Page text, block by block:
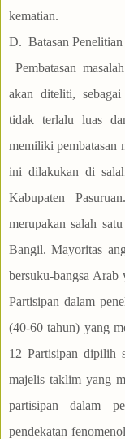
kematian.
D. Batasan Penelitian
Pembatasan
akan diteliti,
tidak terlalu luas
memiliki pembatasan
ini dilakukan di
Kabupaten
merupakan salah
Bangil. Mayoritas
bersuku-bangsa Arab
Partisipan dalam
(40-60 tahun) yang
12 Partisipan dipilih
majelis taklim yang
partisipan dalam
pendekatan